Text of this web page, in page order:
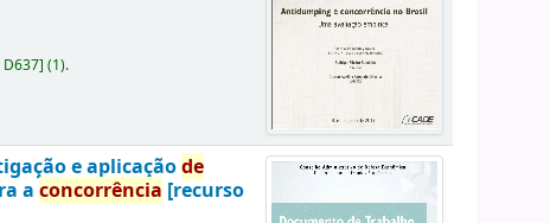
](1).
e aplicaçãode
aconcorrência [recurso